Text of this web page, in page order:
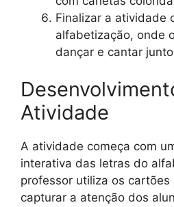
Finalizar a atividade
alfabetização, onde
dançar e cantar
Atividade
A atividade começa com
interativa das letras do
professor utiliza os cartões
capturar a atenção dos